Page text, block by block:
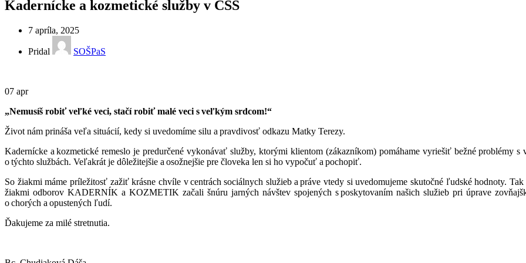
Kadernícke a kozmetické služby v CSS
7 apríla, 2025
Pridal SOŠPaS
07 apr
„Nemusíš robiť veľké veci, stačí robiť malé veci s veľkým srdcom!“
Život nám prináša veľa situácií, kedy si uvedomíme silu a pravdivosť odkazu Matky Terezy.
Kadernícke a kozmetické remeslo je predurčené vykonávať služby, ktorými klientom (zákazníkom) pomáhame vyriešiť bežné problémy
o týchto službách. Veľakrát je dôležitejšie a osožnejšie pre človeka len si ho vypočuť a pochopiť.
So žiakmi máme príležitosť zažiť krásne chvíle v centrách sociálnych služieb a práve vtedy si uvedomujeme skutočné ľudské hodnoty.
žiakmi odborov KADERNÍK a KOZMETIK začali šnúru jarných návštev spojených s poskytovaním našich služieb pri úprave
o chorých a opustených ľudí.
Ďakujeme za milé stretnutia.